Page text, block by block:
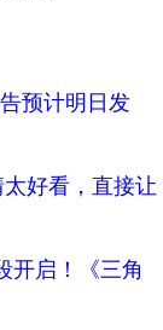
预计明日发
好看，直接让
开启！《三角